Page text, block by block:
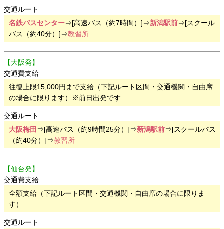
交通ルート
名鉄バスセンター⇒[高速バス（約7時間）]⇒新潟駅前⇒[スクール
バス（約40分）]⇒教習所
【大阪発】
交通費支給
往復上限15,000円まで支給（下記ルート区間・交通機関・自由席
の場合に限ります）※前日出発です
交通ルート
大阪梅田 ⇒[高速バス（約9時間25分）]⇒新潟駅前⇒[スクールバス
（約40分）]⇒教習所
【仙台発】
交通費支給
全額支給（下記ルート区間・交通機関・自由席の場合に限りま
す）
交通ルート